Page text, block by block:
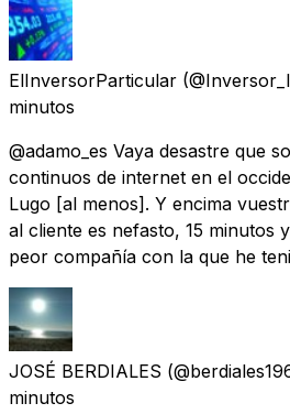
ElInversorParticular
minutos
@adamo_es Vaya desastre que
continuos de internet en el
Lugo [al menos]. Y encima
al cliente es nefasto, 15 minutos
peor compañía con la que he
JOSÉ BERDIALES
minutos